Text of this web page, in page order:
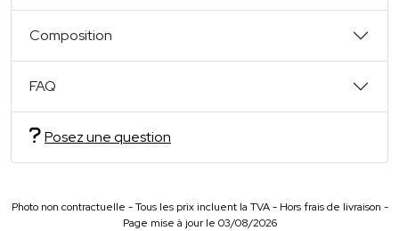
Composition
FAQ
Posez une question
Photo non contractuelle - Tous les prix incluent la TVA - Hors frais de livraison -
Page mise à jour le 03/08/2026